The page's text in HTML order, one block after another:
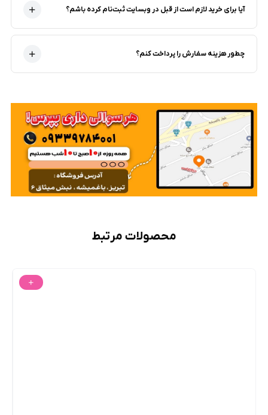
آیا برای خرید لازم است از قبل در وبسایت ثبت‌نام کرده باشم؟
چطور هزینه سفارش را پرداخت کنم؟
محصولات مرتبط